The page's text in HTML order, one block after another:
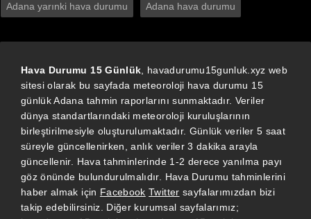
Adana yarınki hava durumu Adana hava durumu
Hava Durumu 15 Günlük , havadurumu15gunluk.xyz web
sitesi olarak bu sayfada meteoroloji hava durumu 15
günlük Adana tahmin raporlarını sunmaktadır. Veriler
dünya standartlarındaki meteoroloji kuruluşlarının
birleştirilmesiyle oluşturulumaktadır. Günlük veriler 5 saat
süreyle güncellenirken, anlık veriler 3 dakika arayla
güncellenir. Hava tahminlerinde 1-2 derece yanılma payı
göz önünde bulundurulmalıdır. Hava Durumu tahminlerini
haber almak için Facebook Twitter sayfalarımızdan bizi
takip edebilirsiniz. Diğer kurumsal sayfalarımız;